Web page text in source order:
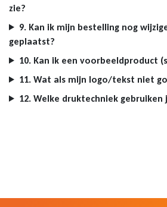
zie?
9. Kan ik mijn bestelling nog
geplaatst?
10. Kan ik een voorbeeldproduct
11. Wat als mijn logo/tekst niet
12. Welke druktechniek gebruiken